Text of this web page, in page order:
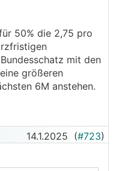
50% die 2,75 pro
mit den
größeren
6M anstehen.
14.1.2025 (#723)